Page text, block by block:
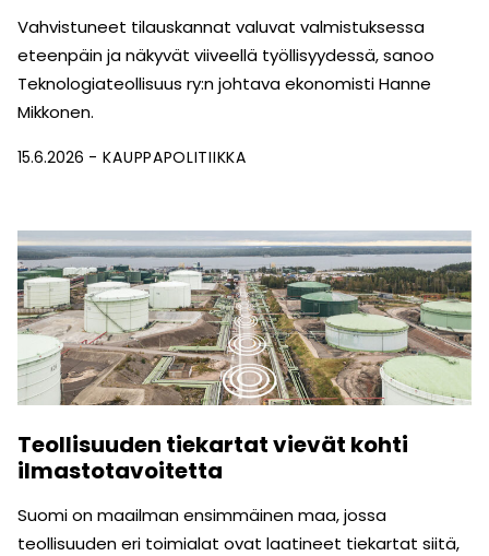
Vahvistuneet tilauskannat valuvat valmistuksessa
eteenpäin ja näkyvät viiveellä työllisyydessä, sanoo
Teknologiateollisuus ry:n johtava ekonomisti Hanne
Mikkonen.
15.6.2026 KAUPPAPOLITIIKKA
Teollisuuden tiekartat vievät kohti
ilmastotavoitetta
Suomi on maailman ensimmäinen maa, jossa
teollisuuden eri toimialat ovat laatineet tiekartat siitä,